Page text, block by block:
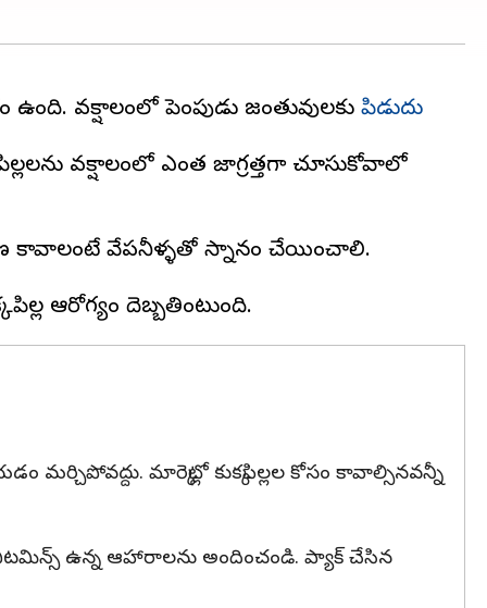
వర్షాకాలంలో పెంపుడు జంతువులకు పిడుదు
వర్షాకాలంలో ఎంత జాగ్రత్తగా చూసుకోవాలో
మార్కెట్లో కుక్కపిల్లల కోసం కావాల్సినవన్నీ
విటమిన్స్ ఉన్న ఆహారాలను అందించండి. ప్యాక్ చేసిన